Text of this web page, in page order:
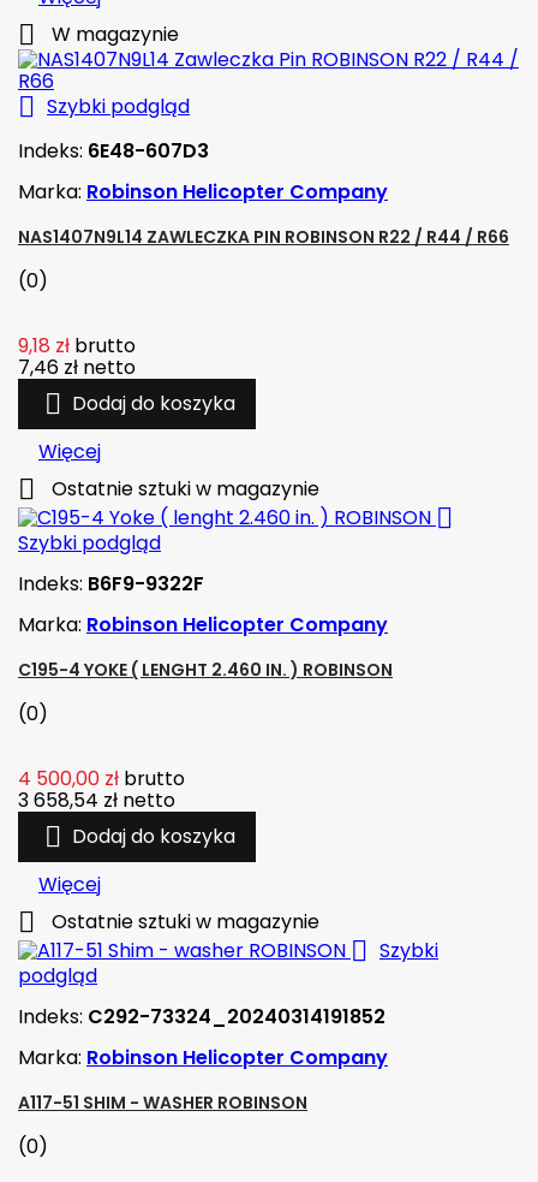
 W magazynie
 Szybki podgląd
Indeks: 6E48-607D3
Marka: Robinson Helicopter Company
NAS1407N9L14 ZAWLECZKA PIN ROBINSON R22 / R44 / R66
(0)
9,18 zł brutto
7,46 zł netto
 Dodaj do koszyka
Więcej
 Ostatnie sztuki w magazynie

Szybki podgląd
Indeks: B6F9-9322F
Marka: Robinson Helicopter Company
C195-4 YOKE ( LENGHT 2.460 IN. ) ROBINSON
(0)
4 500,00 zł brutto
3 658,54 zł netto
 Dodaj do koszyka
Więcej
 Ostatnie sztuki w magazynie
 Szybki
podgląd
Indeks: C292-73324_20240314191852
Marka: Robinson Helicopter Company
A117-51 SHIM - WASHER ROBINSON
(0)